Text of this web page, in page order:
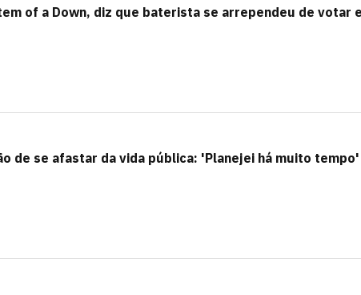
of a Down, diz que baterista se arrependeu de votar
de se afastar da vida pública: 'Planejei há muito tempo'